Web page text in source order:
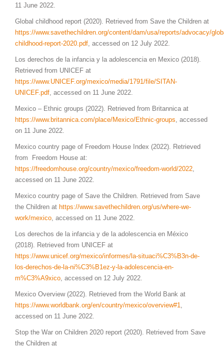
11 June 2022.
Global childhood report (2020). Retrieved from Save the Children at
https://www.savethechildren.org/content/dam/usa/reports/advocacy/
childhood-report-2020.pdf, accessed on 12 July 2022.
Los derechos de la infancia y la adolescencia en Mexico (2018).
Retrieved from UNICEF at
https://www.UNICEF.org/mexico/media/1791/file/SITAN-
UNICEF.pdf, accessed on 11 June 2022.
Mexico – Ethnic groups (2022). Retrieved from Britannica at
https://www.britannica.com/place/Mexico/Ethnic-groups, accessed
on 11 June 2022.
Mexico country page of Freedom House Index (2022). Retrieved
from Freedom House at:
https://freedomhouse.org/country/mexico/freedom-world/2022,
accessed on 11 June 2022.
Mexico country page of Save the Children. Retrieved from Save
the Children at https://www.savethechildren.org/us/where-we-
work/mexico, accessed on 11 June 2022.
Los derechos de la infancia y de la adolescencia en México
(2018). Retrieved from UNICEF at
https://www.unicef.org/mexico/informes/la-situaci%C3%B3n-de-
los-derechos-de-la-ni%C3%B1ez-y-la-adolescencia-en-
m%C3%A9xico, accessed on 12 July 2022.
Mexico Overview (2022). Retrieved from the World Bank at
https://www.worldbank.org/en/country/mexico/overview#1,
accessed on 11 June 2022.
Stop the War on Children 2020 report (2020). Retrieved from Save
the Children at